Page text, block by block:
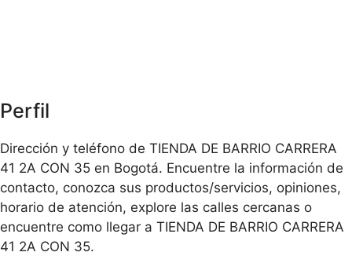
Perfil
Dirección y teléfono de TIENDA DE BARRIO CARRERA
41 2A CON 35 en Bogotá. Encuentre la información de
contacto, conozca sus productos/servicios, opiniones,
horario de atención, explore las calles cercanas o
encuentre como llegar a TIENDA DE BARRIO CARRERA
41 2A CON 35.